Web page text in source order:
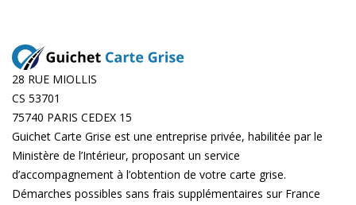
28 RUE MIOLLIS
CS 53701
75740 PARIS CEDEX 15
Guichet Carte Grise est une entreprise privée, habilitée par le
Ministère de l’Intérieur, proposant un service
d’accompagnement à l’obtention de votre carte grise.
Démarches possibles sans frais supplémentaires sur France